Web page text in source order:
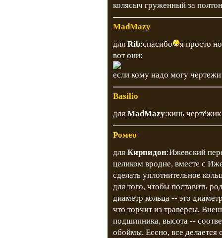
колясыч груженный за
MadMazy
для Rib:спасибо
я просто
вот они:
если кому надо могу чертежи
Basilio
для MadMazy:кинь
Ромео
для Кирпидон:Ижевский
целиком вродне, вместе с
сделать уплотнительное
для того, чтобы поставить
диаметр кольца -- это
что торчит из траверсы.
подшипника, высота --
обоймы. Ессно, все делается